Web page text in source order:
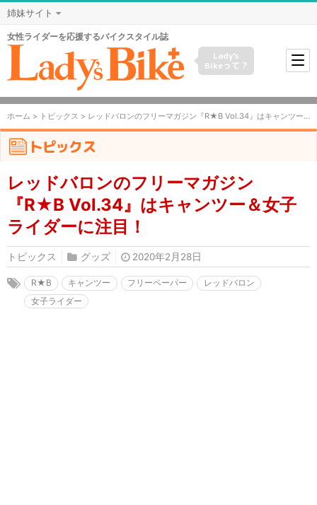
姉妹サイト
女性ライダーを応援するバイクスタイル誌
Lady's
Bikeって？
ホーム > トピックス > レッドバロンのフリーマガジン『R★B Vol.34』はキャンツー＆女子ライダーに注目！
トピックス
レッドバロンのフリーマガジン
『R★B Vol.34』はキャンツー＆女子
ライダーに注目！
トピックス グッズ 2020年2月28日
R★B キャンツー フリーペーパー
レッドバロン
女子ライダー